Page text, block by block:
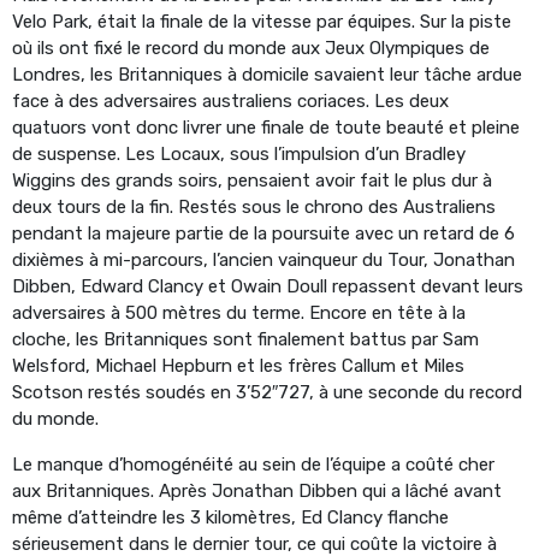
Velo Park, était la finale de la vitesse par équipes. Sur la piste
où ils ont fixé le record du monde aux Jeux Olympiques de
Londres, les Britanniques à domicile savaient leur tâche ardue
face à des adversaires australiens coriaces. Les deux
quatuors vont donc livrer une finale de toute beauté et pleine
de suspense. Les Locaux, sous l’impulsion d’un Bradley
Wiggins des grands soirs, pensaient avoir fait le plus dur à
deux tours de la fin. Restés sous le chrono des Australiens
pendant la majeure partie de la poursuite avec un retard de 6
dixièmes à mi-parcours, l’ancien vainqueur du Tour, Jonathan
Dibben, Edward Clancy et Owain Doull repassent devant leurs
adversaires à 500 mètres du terme. Encore en tête à la
cloche, les Britanniques sont finalement battus par Sam
Welsford, Michael Hepburn et les frères Callum et Miles
Scotson restés soudés en 3’52″727, à une seconde du record
du monde.
Le manque d’homogénéité au sein de l’équipe a coûté cher
aux Britanniques. Après Jonathan Dibben qui a lâché avant
même d’atteindre les 3 kilomètres, Ed Clancy flanche
sérieusement dans le dernier tour, ce qui coûte la victoire à